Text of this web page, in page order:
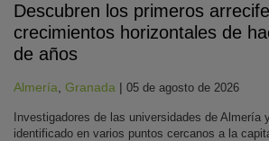
Descubren los primeros
crecimientos horizontales de
de años
Almería Granada | 05 de agosto de 2026
Investigadores de las universidades de Almería
identificado en varios puntos cercanos a la